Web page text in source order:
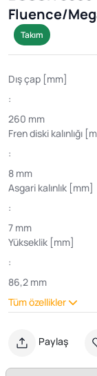
Fluence/
Takım
Dış çap [mm]
:
260 mm
Fren diski kalınlığı
:
8 mm
Asgari kalınlık [mm]
:
7 mm
Yükseklik [mm]
:
86,2 mm
Tüm özellikler
Paylaş